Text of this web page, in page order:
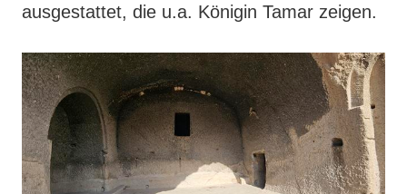
ausgestattet, die u.a. Königin Tamar zeigen.